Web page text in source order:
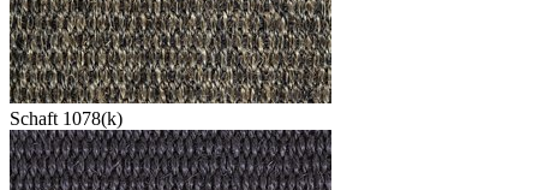
Schaft 1078(k)